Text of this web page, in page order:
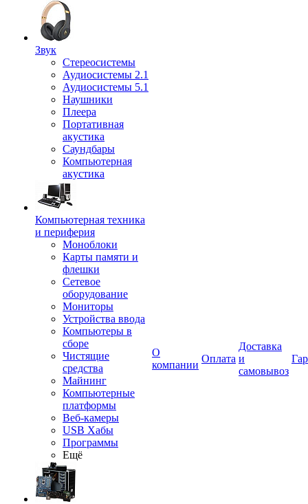
Звук
Стереосистемы
Аудиосистемы 2.1
Аудиосистемы 5.1
Наушники
Плеера
Портативная
акустика
Саундбары
Компьютерная
акустика
Компьютерная техника
и периферия
Моноблоки
Карты памяти и
флешки
Сетевое
оборудование
Мониторы
Устройства ввода
Компьютеры в
сборе
Чистящие
средства
Майнинг
Компьютерные
платформы
Веб-камеры
USB Хабы
Программы
Ещё
О
компании
Оплата
Доставка
и
самовывоз